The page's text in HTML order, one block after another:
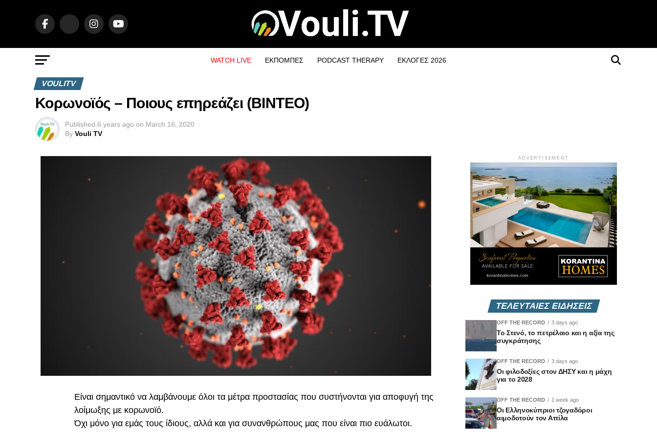
WATCH LIVE ΕΚΠΟΜΠΕΣ PODCAST THERAPY ΕΚΛΟΓΕΣ 2026
VOULITV
Κορωνοϊός – Ποιους επηρεάζει (ΒΙΝΤΕΟ)
Published 6 years ago on March 16, 2020
By Vouli TV
Είναι σημαντικό να λαμβάνουμε όλοι τα μέτρα προστασίας που συστήνονται για αποφυγή της
λοίμωξης με κορωνοϊό.
Όχι μόνο για εμάς τους ίδιους, αλλά και για συνανθρώπους μας που είναι πιο ευάλωτοι.
ADVERTISEMENT
ΤΕΛΕΥΤΑΙΕΣ ΕΙΔΗΣΕΙΣ
OFF THE RECORD 3 days ago
Το Στενό, το πετρέλαιο και η αξία της
συγκράτησης
OFF THE RECORD 3 days ago
Οι φιλοδοξίες στον ΔΗΣΥ και η μάχη
για το 2028
OFF THE RECORD 1 week ago
Οι Ελληνοκύπριοι τζογαδόροι
αιμοδοτούν τον Αττίλα